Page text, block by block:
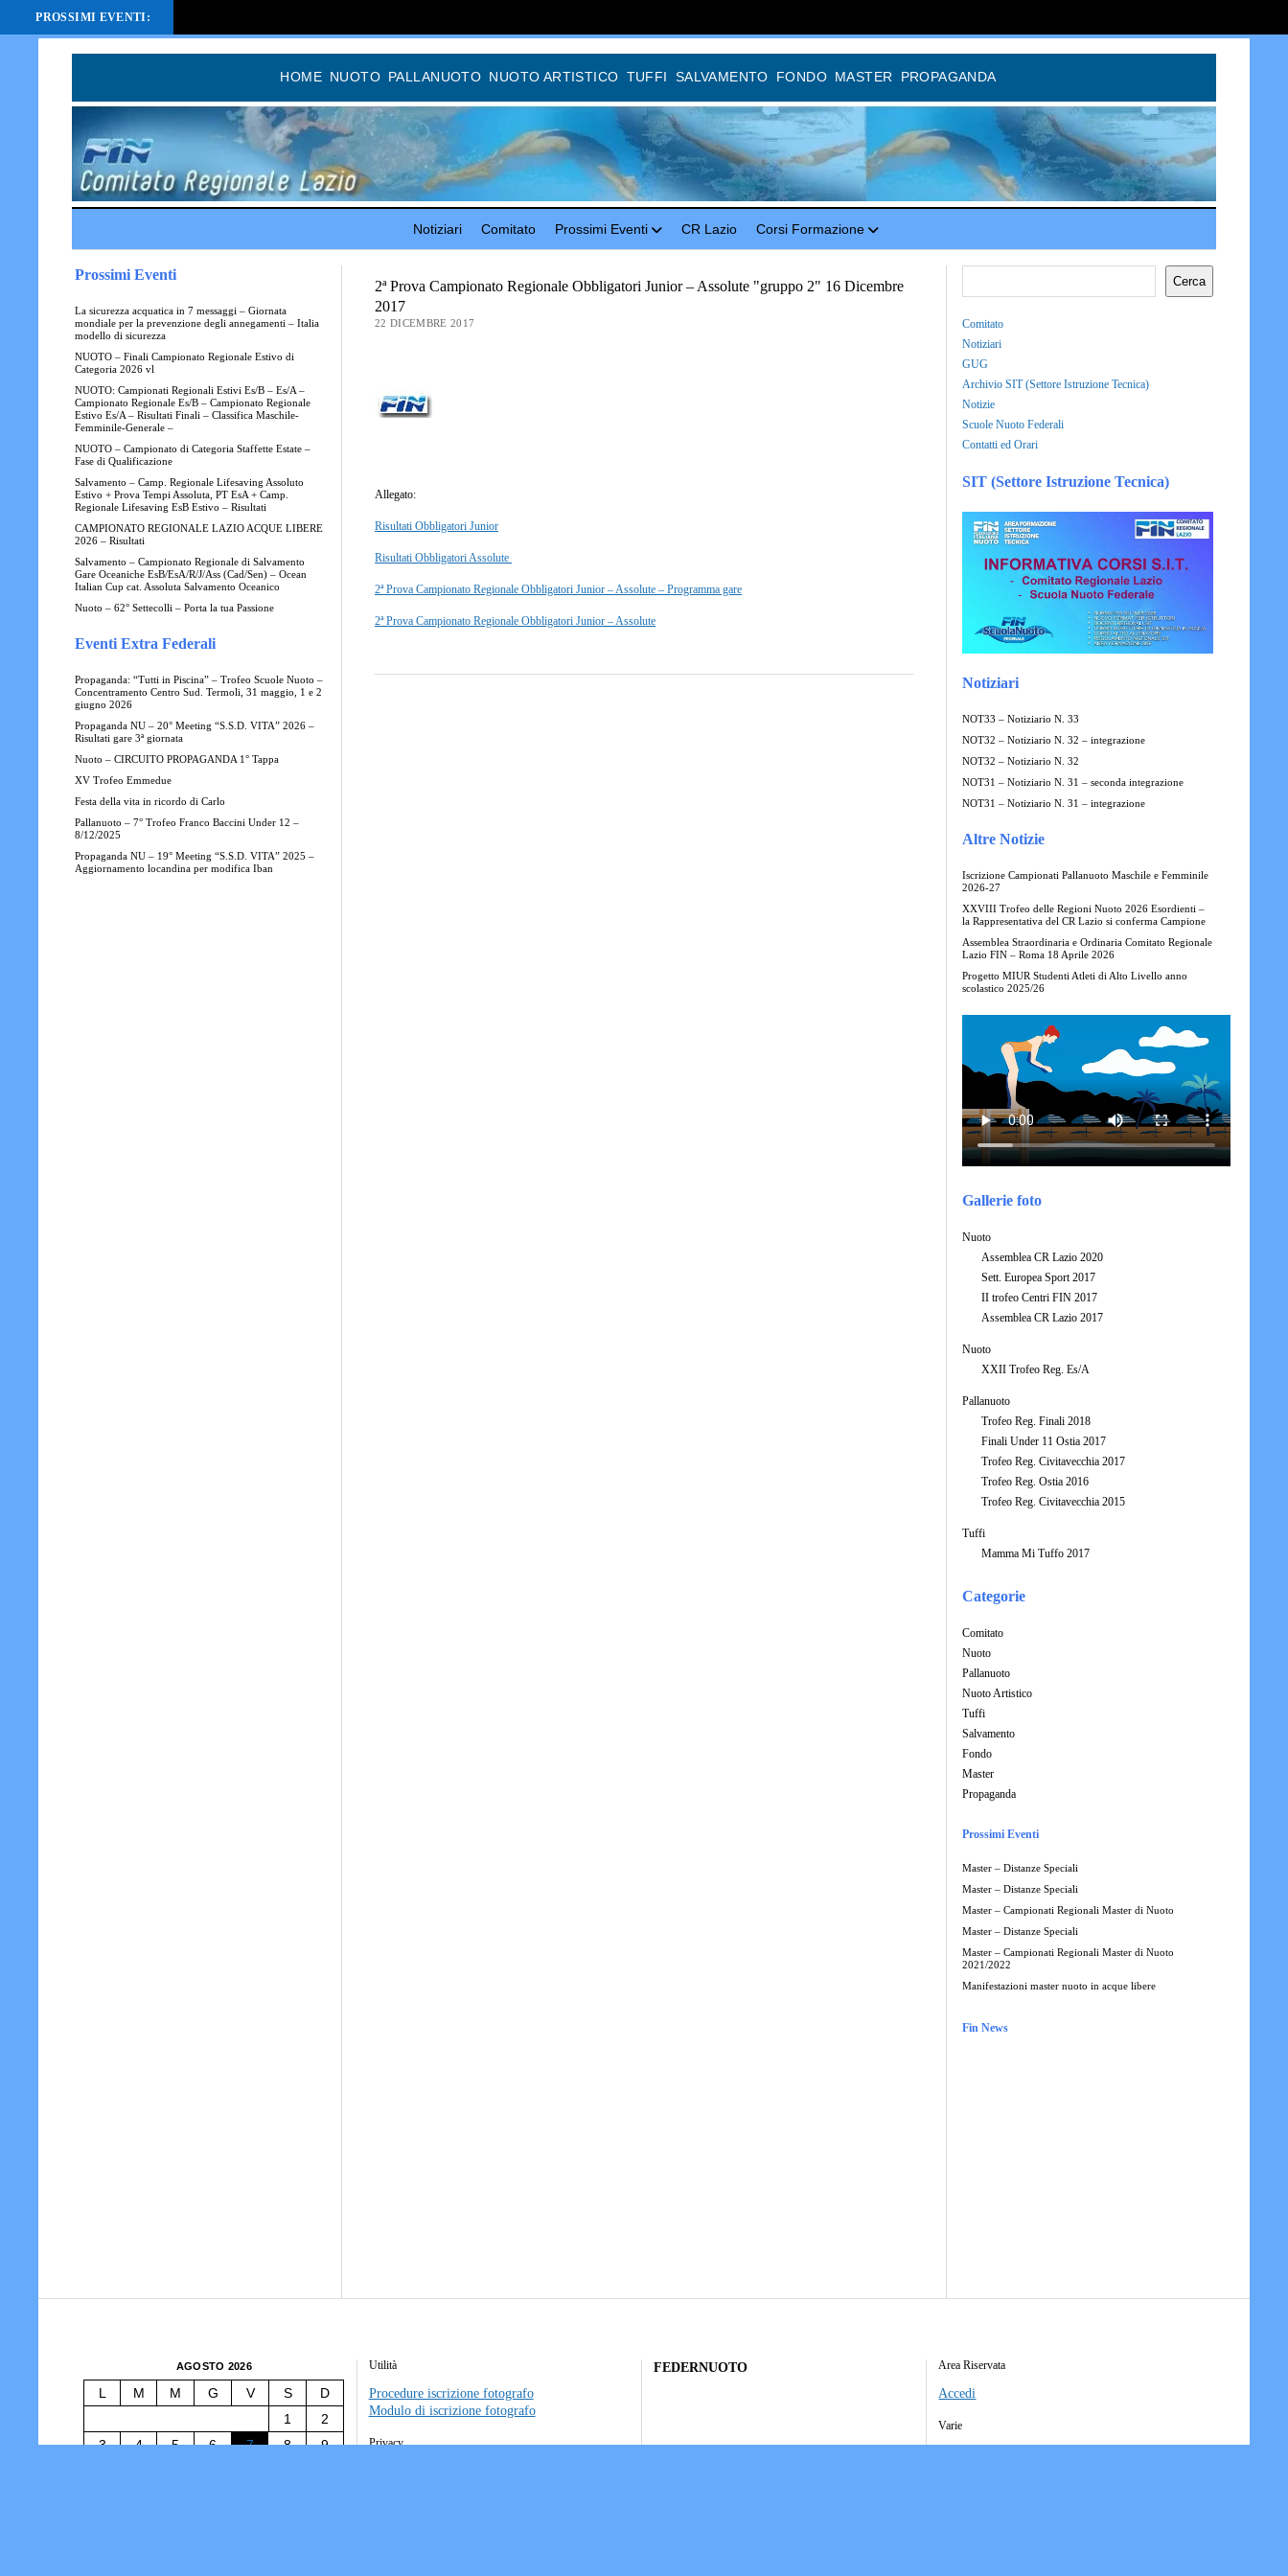
HOME NUOTO PALLANUOTO NUOTO ARTISTICO TUFFI SALVAMENTO FONDO MASTER PROPAGANDA
Notiziari Comitato Prossimi Eventi CR Lazio Corsi Formazione
Prossimi Eventi
La sicurezza acquatica in 7 messaggi – Giornata
mondiale per la prevenzione degli annegamenti – Italia
modello di sicurezza
NUOTO – Finali Campionato Regionale Estivo di
Categoria 2026 vl
NUOTO: Campionati Regionali Estivi Es/B – Es/A –
Campionato Regionale Es/B – Campionato Regionale
Estivo Es/A – Risultati Finali – Classifica Maschile-
Femminile-Generale –
NUOTO – Campionato di Categoria Staffette Estate –
Fase di Qualificazione
Salvamento – Camp. Regionale Lifesaving Assoluto
Estivo + Prova Tempi Assoluta, PT EsA + Camp.
Regionale Lifesaving EsB Estivo – Risultati
CAMPIONATO REGIONALE LAZIO ACQUE LIBERE
2026 – Risultati
Salvamento – Campionato Regionale di Salvamento
Gare Oceaniche EsB/EsA/R/J/Ass (Cad/Sen) – Ocean
Italian Cup cat. Assoluta Salvamento Oceanico
Nuoto – 62° Settecolli – Porta la tua Passione
Eventi Extra Federali
Propaganda: “Tutti in Piscina” – Trofeo Scuole Nuoto –
Concentramento Centro Sud. Termoli, 31 maggio, 1 e 2
giugno 2026
Propaganda NU – 20° Meeting “S.S.D. VITA” 2026 –
Risultati gare 3ª giornata
Nuoto – CIRCUITO PROPAGANDA 1° Tappa
XV Trofeo Emmedue
Festa della vita in ricordo di Carlo
Pallanuoto – 7° Trofeo Franco Baccini Under 12 –
8/12/2025
Propaganda NU – 19° Meeting “S.S.D. VITA” 2025 –
Aggiornamento locandina per modifica Iban
2ª Prova Campionato Regionale Obbligatori Junior – Assolute "gruppo 2" 16 Dicembre
2017
22 DICEMBRE 2017
Allegato:
Risultati Obbligatori Junior
Risultati Obbligatori Assolute
2ª Prova Campionato Regionale Obbligatori Junior – Assolute – Programma gare
2ª Prova Campionato Regionale Obbligatori Junior – Assolute
Cerca
Comitato
Notiziari
GUG
Archivio SIT (Settore Istruzione Tecnica)
Notizie
Scuole Nuoto Federali
Contatti ed Orari
SIT (Settore Istruzione Tecnica)
Notiziari
NOT33 – Notiziario N. 33
NOT32 – Notiziario N. 32 – integrazione
NOT32 – Notiziario N. 32
NOT31 – Notiziario N. 31 – seconda integrazione
NOT31 – Notiziario N. 31 – integrazione
Altre Notizie
Iscrizione Campionati Pallanuoto Maschile e Femminile
2026-27
XXVIII Trofeo delle Regioni Nuoto 2026 Esordienti –
la Rappresentativa del CR Lazio si conferma Campione
Assemblea Straordinaria e Ordinaria Comitato Regionale
Lazio FIN – Roma 18 Aprile 2026
Progetto MIUR Studenti Atleti di Alto Livello anno
scolastico 2025/26
Gallerie foto
Nuoto
Assemblea CR Lazio 2020
Sett. Europea Sport 2017
II trofeo Centri FIN 2017
Assemblea CR Lazio 2017
Nuoto
XXII Trofeo Reg. Es/A
Pallanuoto
Trofeo Reg. Finali 2018
Finali Under 11 Ostia 2017
Trofeo Reg. Civitavecchia 2017
Trofeo Reg. Ostia 2016
Trofeo Reg. Civitavecchia 2015
Tuffi
Mamma Mi Tuffo 2017
Categorie
Comitato
Nuoto
Pallanuoto
Nuoto Artistico
Tuffi
Salvamento
Fondo
Master
Propaganda
Prossimi Eventi
Master – Distanze Speciali
Master – Distanze Speciali
Master – Campionati Regionali Master di Nuoto
Master – Distanze Speciali
Master – Campionati Regionali Master di Nuoto
2021/2022
Manifestazioni master nuoto in acque libere
Fin News
AGOSTO 2026
L M M G V S
D
1
2
3
4 5 6 7 8
9
Utilità
Procedure iscrizione fotografo
Modulo di iscrizione fotografo
Privacy
FEDERNUOTO Area Riservata
Accedi
Varie
PROSSIMI EVENTI: